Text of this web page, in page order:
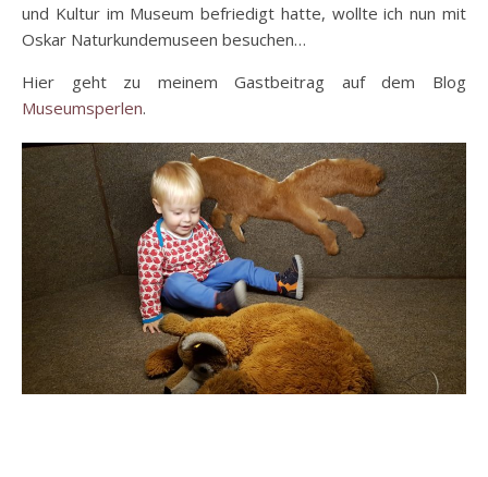
und Kultur im Museum befriedigt hatte, wollte ich nun mit
Oskar Naturkundemuseen besuchen…
Hier geht zu meinem Gastbeitrag auf dem Blog
Museumsperlen.